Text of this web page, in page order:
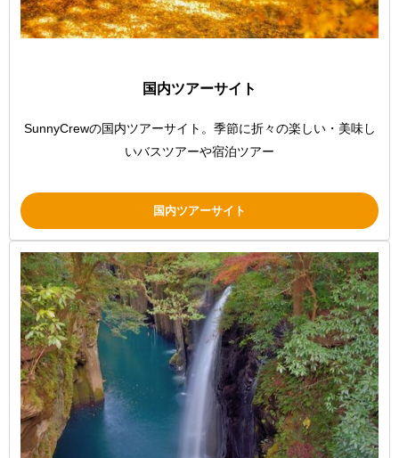
国内ツアーサイト
SunnyCrewの国内ツアーサイト。季節に折々の楽しい・美味し
いバスツアーや宿泊ツアー
国内ツアーサイト